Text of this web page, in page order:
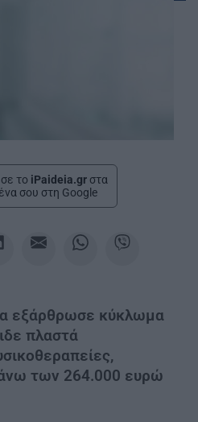
το iPaideia.gr στα
σου στη Google
εξάρθρωσε κύκλωμα
πλαστά
των 264.000 ευρώ